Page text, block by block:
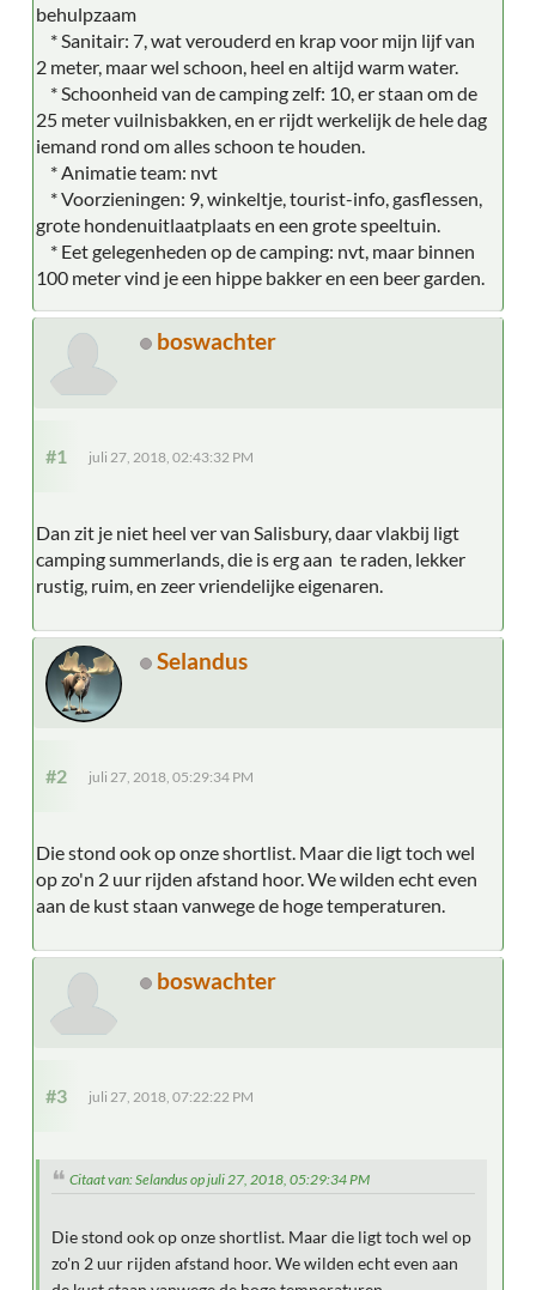
behulpzaam
* Sanitair: 7, wat verouderd en krap voor mijn lijf van
2 meter, maar wel schoon, heel en altijd warm water.
* Schoonheid van de camping zelf: 10, er staan om de
25 meter vuilnisbakken, en er rijdt werkelijk de hele dag
iemand rond om alles schoon te houden.
* Animatie team: nvt
* Voorzieningen: 9, winkeltje, tourist-info, gasflessen,
grote hondenuitlaatplaats en een grote speeltuin.
* Eet gelegenheden op de camping: nvt, maar binnen
100 meter vind je een hippe bakker en een beer garden.
boswachter
#1 juli 27, 2018, 02:43:32 PM
Dan zit je niet heel ver van Salisbury, daar vlakbij ligt
camping summerlands, die is erg aan te raden, lekker
rustig, ruim, en zeer vriendelijke eigenaren.
Selandus
#2 juli 27, 2018, 05:29:34 PM
Die stond ook op onze shortlist. Maar die ligt toch wel
op zo'n 2 uur rijden afstand hoor. We wilden echt even
aan de kust staan vanwege de hoge temperaturen.
boswachter
#3 juli 27, 2018, 07:22:22 PM
Citaat van: Selandus op juli 27, 2018, 05:29:34 PM
Die stond ook op onze shortlist. Maar die ligt toch wel op
zo'n 2 uur rijden afstand hoor. We wilden echt even aan